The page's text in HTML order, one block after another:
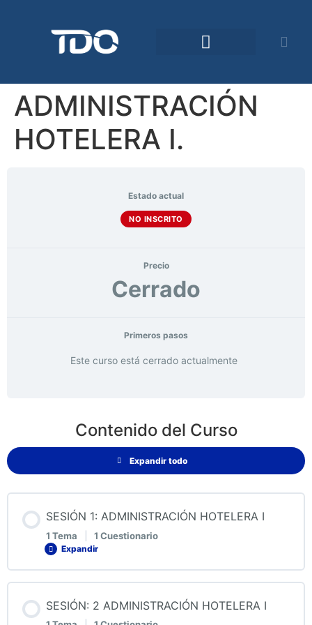
ADMINISTRACIÓN
HOTELERA I.
Estado actual
NO INSCRITO
Precio
Cerrado
Primeros pasos
Este curso está cerrado actualmente
Contenido del Curso
Expandir todo
SESIÓN 1: ADMINISTRACIÓN HOTELERA I
1 Tema 1 Cuestionario
Expandir
0% COMPLETADO
SESIÓN: 2 ADMINISTRACIÓN HOTELERA I